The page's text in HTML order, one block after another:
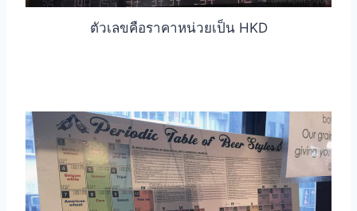
ตัวเลขคือราคาหน่วยเป็น HKD